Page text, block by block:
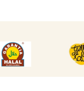
DESCARGAR